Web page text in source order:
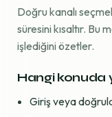
Doğru kanalı
süresini kısaltır. Bu
işlediğini özetler.
Hangi konuda
Giriş veya